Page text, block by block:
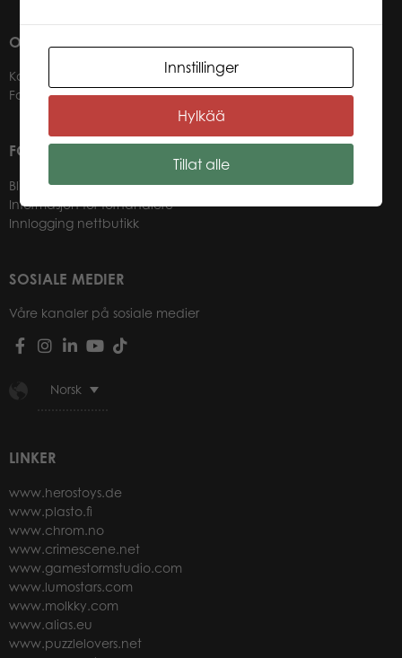
OM OSS
Kontakter
Forhandlere
FOR VÅRE KUNDER
Bli forhandler
Informasjon for forhandlere
Innlogging nettbutikk
SOSIALE MEDIER
Våre kanaler på sosiale medier
Norsk
LINKER
www.herostoys.de
www.plasto.fi
www.chrom.no
www.crimescene.net
www.gamestormstudio.com
www.lumostars.com
www.molkky.com
www.alias.eu
www.puzzlelovers.net
Innstillinger
Hylkää
Tillat alle